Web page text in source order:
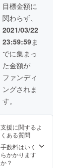
目標金額に
関わらず、
2021/03/22
23:59:59ま
でに集まっ
た金額が
ファンディ
ングされま
す。
支援に関するよ
くある質問
手数料はいく
らかかります
か？